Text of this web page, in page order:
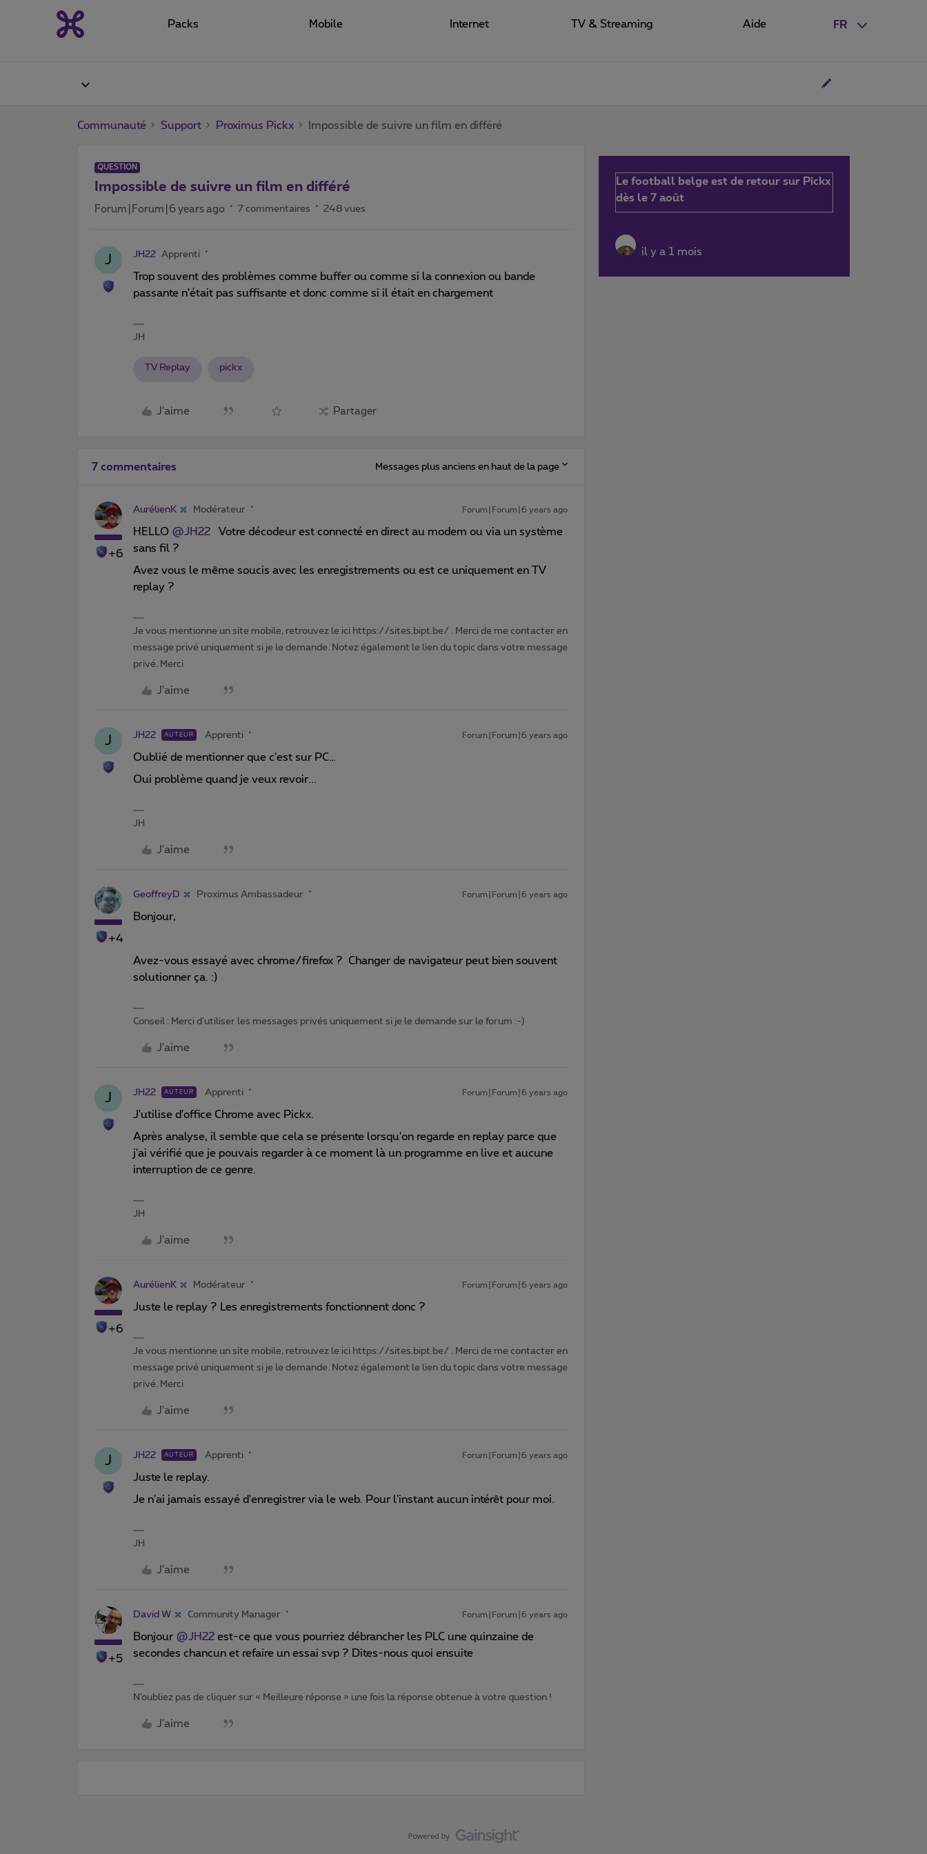
FR
Packs Mobile Internet TV & Streaming Aide
Communauté Support Proximus Pickx Impossible de suivre un film en différé
QUESTION
Impossible de suivre un film en différé
Forum|Forum|6 years ago 7 commentaires 248 vues
J JH22 Apprenti
Trop souvent des problèmes comme buffer ou comme si la connexion ou bande
passante n'était pas suffisante et donc comme si il était en chargement
JH
TV Replay pickx
J'aime Partager
7 commentaires Messages plus anciens en haut de la page
+6
AurélienK Modérateur Forum|Forum|6 years ago
HELLO @JH22 Votre décodeur est connecté en direct au modem ou via un système
sans fil ?
Avez vous le même soucis avec les enregistrements ou est ce uniquement en TV
replay ?
Je vous mentionne un site mobile, retrouvez le ici https://sites.bipt.be/ . Merci de me contacter en
message privé uniquement si je le demande. Notez également le lien du topic dans votre message
privé. Merci
J'aime
J JH22 AUTEUR Apprenti Forum|Forum|6 years ago
Oublié de mentionner que c'est sur PC…
Oui problème quand je veux revoir...
JH
J'aime
+4
GeoffreyD Proximus Ambassadeur Forum|Forum|6 years ago
Bonjour,
Avez-vous essayé avec chrome/firefox ? Changer de navigateur peut bien souvent
solutionner ça. :)
Conseil : Merci d'utiliser les messages privés uniquement si je le demande sur le forum :-)
J'aime
J JH22 AUTEUR Apprenti Forum|Forum|6 years ago
J'utilise d'office Chrome avec Pickx.
Après analyse, il semble que cela se présente lorsqu'on regarde en replay parce que
j'ai vérifié que je pouvais regarder à ce moment là un programme en live et aucune
interruption de ce genre.
JH
J'aime
+6
AurélienK Modérateur Forum|Forum|6 years ago
Juste le replay ? Les enregistrements fonctionnent donc ?
Je vous mentionne un site mobile, retrouvez le ici https://sites.bipt.be/ . Merci de me contacter en
message privé uniquement si je le demande. Notez également le lien du topic dans votre message
privé. Merci
J'aime
J JH22 AUTEUR Apprenti Forum|Forum|6 years ago
Juste le replay.
Je n'ai jamais essayé d'enregistrer via le web. Pour l'instant aucun intérêt pour moi.
JH
J'aime
+5
David W Community Manager Forum|Forum|6 years ago
Bonjour @JH22 est-ce que vous pourriez débrancher les PLC une quinzaine de
secondes chancun et refaire un essai svp ? Dites-nous quoi ensuite
N’oubliez pas de cliquer sur « Meilleure réponse » une fois la réponse obtenue à votre question !
J'aime
Le football belge est de retour sur Pickx
dès le 7 août
il y a 1 mois